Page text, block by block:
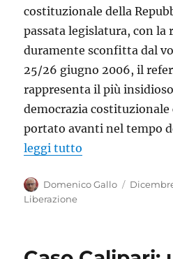
costituzionale della
passata legislatura, con la
duramente sconfitta dal
25/26 giugno 2006, il
rappresenta il più
democrazia costituzionale
portato avanti nel tempo
leggi tutto
Autore
Domenico Gallo
Liberazione